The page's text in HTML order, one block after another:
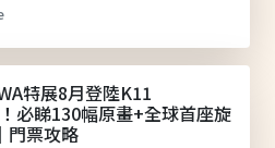
特展8月登陸K11
必睇130幅原畫+全球首座旋
門票攻略